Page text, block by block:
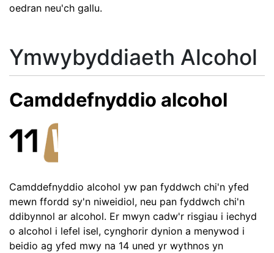
oedran neu'ch gallu.
Ymwybyddiaeth Alcohol
Camddefnyddio alcohol
Camddefnyddio alcohol yw pan fyddwch chi'n yfed
mewn ffordd sy'n niweidiol, neu pan fyddwch chi'n
ddibynnol ar alcohol. Er mwyn cadw'r risgiau i iechyd
o alcohol i lefel isel, cynghorir dynion a menywod i
beidio ag yfed mwy na 14 uned yr wythnos yn